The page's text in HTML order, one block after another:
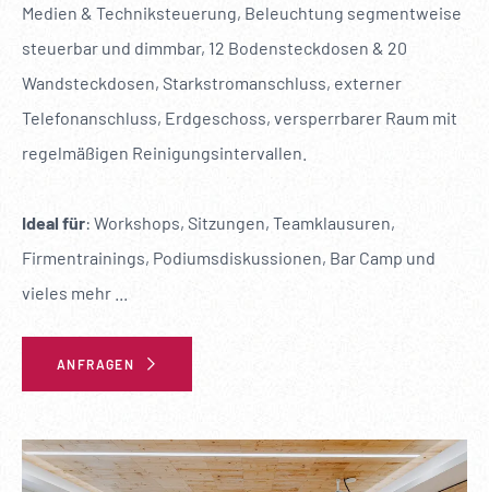
Medien & Techniksteuerung, Beleuchtung segmentweise
steuerbar und dimmbar, 12 Bodensteckdosen & 20
Wandsteckdosen, Starkstromanschluss, externer
Telefonanschluss, Erdgeschoss, versperrbarer Raum mit
regelmäßigen Reinigungsintervallen.
Ideal für: Workshops, Sitzungen, Teamklausuren,
Firmentrainings, Podiumsdiskussionen, Bar Camp und
vieles mehr ...
ANFRAGEN